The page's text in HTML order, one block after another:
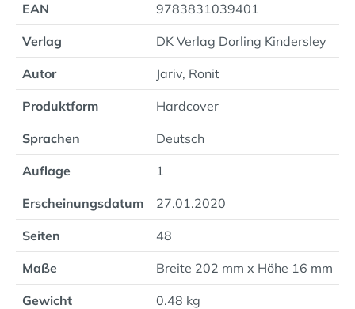
EAN 9783831039401
Verlag DK Verlag Dorling Kindersley
Autor Jariv, Ronit
Produktform Hardcover
Sprachen Deutsch
Auflage 1
Erscheinungsdatum 27.01.2020
Seiten 48
Maße Breite 202 mm x Höhe 16 mm
Gewicht 0.48 kg